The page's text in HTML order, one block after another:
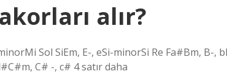
alır?
Sol SiEm, E-, eSi-minorSi Re Fa#Bm, B-,
C# -, c# 4 satır daha